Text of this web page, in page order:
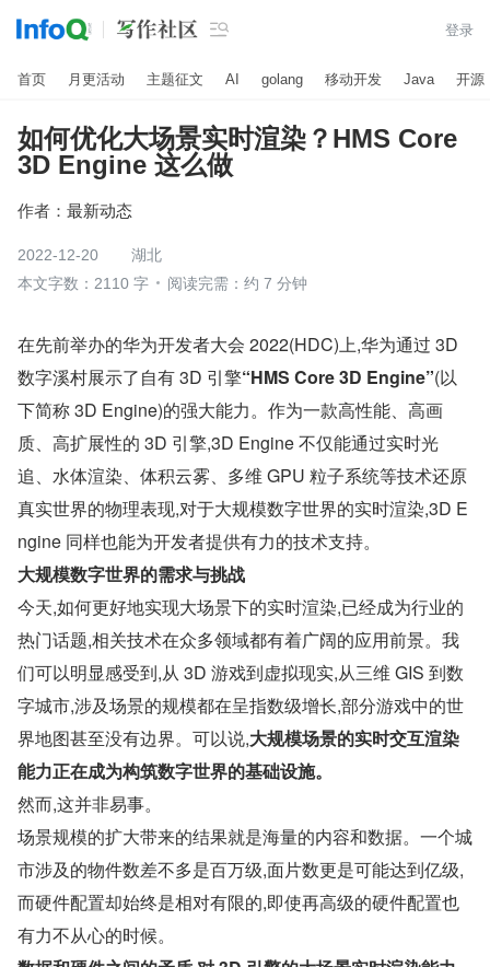
 登录
首页 月更活动 主题征文 AI golang 移动开发 Java 开源
如何优化大场景实时渲染？HMS Core
3D Engine 这么做
作者： 最新动态
2022-12-20
湖北
本文字数：2110 字
阅读完需：约 7 分钟
在先前举办的华为开发者大会 2022(HDC)上,华为通过 3D
数字溪村展示了自有 3D 引擎“HMS Core 3D Engine”(以
下简称 3D Engine)的强大能力。作为一款高性能、高画
质、高扩展性的 3D 引擎,3D Engine 不仅能通过实时光
追、水体渲染、体积云雾、多维 GPU 粒子系统等技术还原
真实世界的物理表现,对于大规模数字世界的实时渲染,3D E
ngine 同样也能为开发者提供有力的技术支持。
大规模数字世界的需求与挑战
今天,如何更好地实现大场景下的实时渲染,已经成为行业的
热门话题,相关技术在众多领域都有着广阔的应用前景。我
们可以明显感受到,从 3D 游戏到虚拟现实,从三维 GIS 到数
字城市,涉及场景的规模都在呈指数级增长,部分游戏中的世
界地图甚至没有边界。可以说,大规模场景的实时交互渲染
能力正在成为构筑数字世界的基础设施。
然而,这并非易事。
场景规模的扩大带来的结果就是海量的内容和数据。一个城
市涉及的物件数差不多是百万级,面片数更是可能达到亿级,
而硬件配置却始终是相对有限的,即使再高级的硬件配置也
有力不从心的时候。